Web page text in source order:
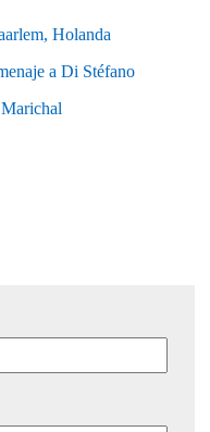
Holanda
a Di Stéfano